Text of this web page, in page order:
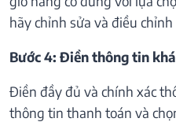
hãy chỉnh sửa và điều chỉnh
Bước 4: Điền thông tin
Điền đầy đủ và chính xác
thông tin thanh toán và